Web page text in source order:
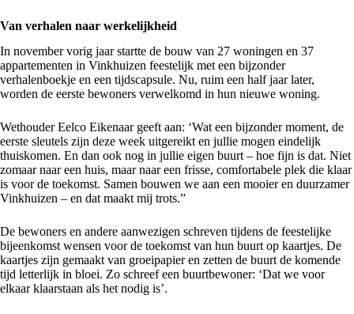
Van verhalen naar werkelijkheid
In november vorig jaarstartte de bouw van 27 woningen en 37
appartementen in Vinkhuizen feestelijk met een bijzonder
verhalenboekje en een tijdscapsule. Nu, ruim een half jaar later,
worden de eerste bewoners verwelkomd in hun nieuwe woning.
Wethouder Eelco Eikenaar geeft aan: ‘Wat een bijzonder moment, de
eerste sleutels zijn deze week uitgereikt en jullie mogen eindelijk
thuiskomen. En dan ook nog in jullie eigen buurt – hoe fijn is dat. Niet
zomaar naar een huis, maar naar een frisse, comfortabele plek die klaar
is voor de toekomst. Samen bouwen we aan een mooier en duurzamer
Vinkhuizen – en dat maakt mij trots.”
De bewoners en andere aanwezigen schreven tijdens de feestelijke
bijeenkomst wensen voor de toekomst van hun buurt op kaartjes. De
kaartjes zijn gemaakt van groeipapier en zetten de buurt de komende
tijd letterlijk in bloei. Zo schreef een buurtbewoner: ‘Dat we voor
elkaar klaarstaan als het nodig is’.